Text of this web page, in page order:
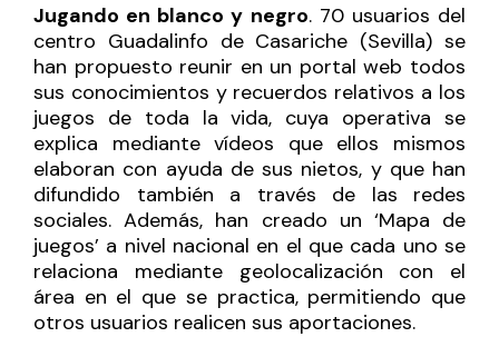
Jugando en blanco y negro. 70 usuarios del
centro Guadalinfo de Casariche (Sevilla) se
han propuesto reunir en un portal web todos
sus conocimientos y recuerdos relativos a los
juegos de toda la vida, cuya operativa se
explica mediante vídeos que ellos mismos
elaboran con ayuda de sus nietos, y que han
difundido también a través de las redes
sociales. Además, han creado un ‘Mapa de
juegos’ a nivel nacional en el que cada uno se
relaciona mediante geolocalización con el
área en el que se practica, permitiendo que
otros usuarios realicen sus aportaciones.